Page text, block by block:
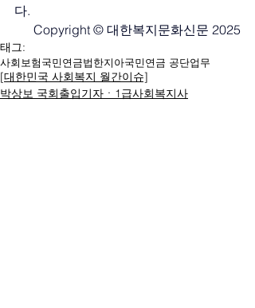
다.
Copyright © 대한복지문화신문 2025
태그:
사회보험국민연금법한지아국민연금 공단업무
[대한민국 사회복지 월간이슈]
박상보 국회출입기자ㆍ1급사회복지사